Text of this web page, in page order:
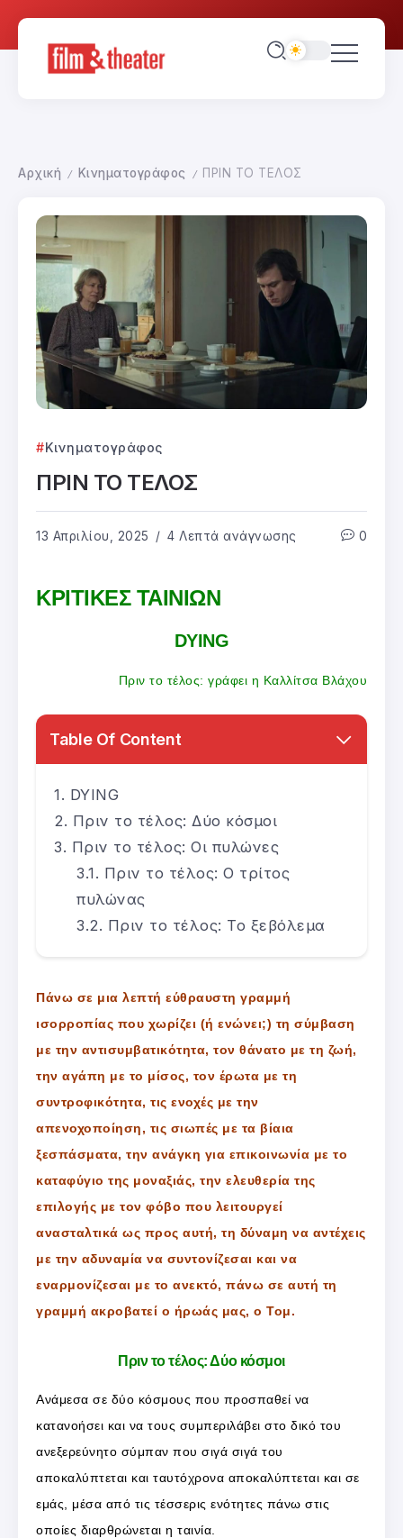
Αρχική / Κινηματογράφος / ΠΡΙΝ ΤΟ ΤΕΛΟΣ
Κινηματογράφος
ΠΡΙΝ ΤΟ ΤΕΛΟΣ
13 Απριλίου, 2025 4 Λεπτά ανάγνωσης 0
ΚΡΙΤΙΚΕΣ ΤΑΙΝΙΩΝ
DYING
Πριν το τέλος: γράφει η Καλλίτσα Βλάχου
Table Of Content
DYING
Πριν το τέλος: Δύο κόσμοι
Πριν το τέλος: Οι πυλώνες
Πριν το τέλος: Ο τρίτος
πυλώνας
Πριν το τέλος: Το ξεβόλεμα
Πάνω σε μια λεπτή εύθραυστη γραμμή
ισορροπίας που χωρίζει (ή ενώνει;) τη σύμβαση
με την αντισυμβατικότητα, τον θάνατο με τη ζωή,
την αγάπη με το μίσος, τον έρωτα με τη
συντροφικότητα, τις ενοχές με την
απενοχοποίηση, τις σιωπές με τα βίαια
ξεσπάσματα, την ανάγκη για επικοινωνία με το
καταφύγιο της μοναξιάς, την ελευθερία της
επιλογής με τον φόβο που λειτουργεί
ανασταλτικά ως προς αυτή, τη δύναμη να αντέχεις
με την αδυναμία να συντονίζεσαι και να
εναρμονίζεσαι με το ανεκτό, πάνω σε αυτή τη
γραμμή ακροβατεί ο ήρωάς μας, ο Τομ.
Πριν το τέλος: Δύο κόσμοι
Ανάμεσα σε δύο κόσμους που προσπαθεί να
κατανοήσει και να τους συμπεριλάβει στο δικό του
ανεξερεύνητο σύμπαν που σιγά σιγά του
αποκαλύπτεται και ταυτόχρονα αποκαλύπτεται και σε
εμάς, μέσα από τις τέσσερις ενότητες πάνω στις
οποίες διαρθρώνεται η ταινία.